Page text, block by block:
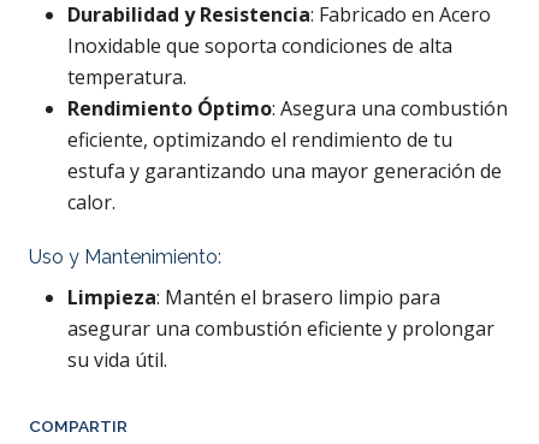
Durabilidad y Resistencia: Fabricado en Acero
Inoxidable que soporta condiciones de alta
temperatura.
Rendimiento Óptimo: Asegura una combustión
eficiente, optimizando el rendimiento de tu
estufa y garantizando una mayor generación de
calor.
Uso y Mantenimiento:
Limpieza: Mantén el brasero limpio para
asegurar una combustión eficiente y prolongar
su vida útil.
COMPARTIR